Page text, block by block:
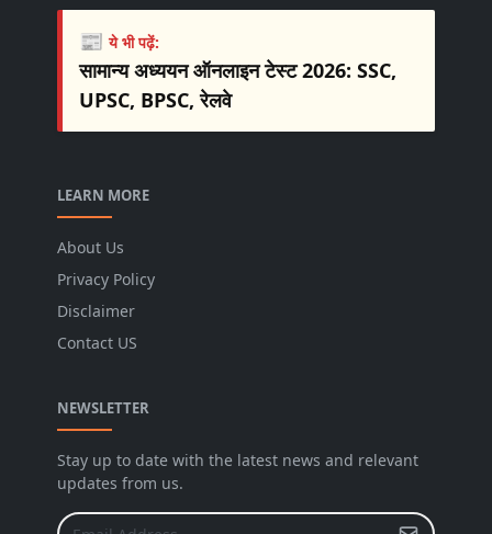
📰ये भी पढ़ें:
सामान्य अध्ययन ऑनलाइन टेस्ट 2026: SSC,
UPSC, BPSC, रेलवे
LEARN MORE
About Us
Privacy Policy
Disclaimer
Contact US
NEWSLETTER
Stay up to date with the latest news and relevant
updates from us.